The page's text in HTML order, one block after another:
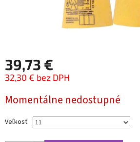
39,73 €
32,30 € bez DPH
cena:
Momentálne nedostupné
Veľkosť